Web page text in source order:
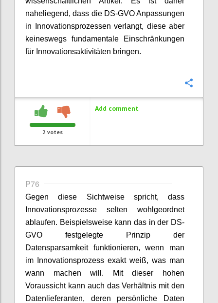
naheliegend, dass die DS-GVO Anpassungen
in Innovationsprozessen verlangt, diese aber
keineswegs fundamentale Einschränkungen
für Innovationsaktivitäten bringen.
2 votes
Add comment
P76
Gegen diese Sichtweise spricht, dass
Innovationsprozesse selten wohlgeordnet
ablaufen. Beispielsweise kann das in der DS-
GVO festgelegte Prinzip der
Datensparsamkeit funktionieren, wenn man
im Innovationsprozess exakt weiß, was man
wann machen will. Mit dieser hohen
Voraussicht kann auch das Verhältnis mit den
Datenlieferanten, deren persönliche Daten